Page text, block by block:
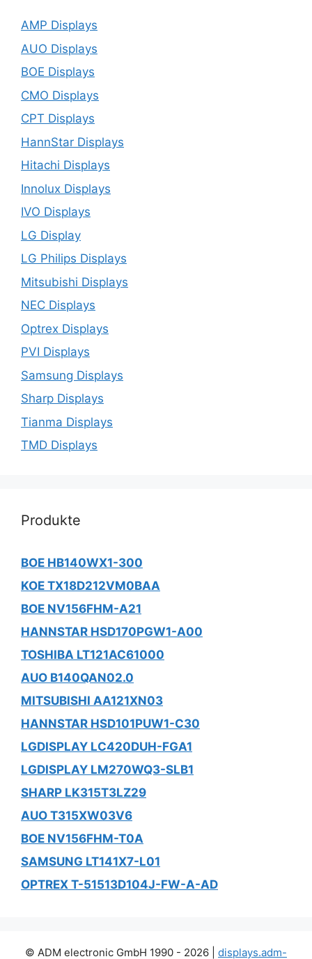
AMP Displays
AUO Displays
BOE Displays
CMO Displays
CPT Displays
HannStar Displays
Hitachi Displays
Innolux Displays
IVO Displays
LG Display
LG Philips Displays
Mitsubishi Displays
NEC Displays
Optrex Displays
PVI Displays
Samsung Displays
Sharp Displays
Tianma Displays
TMD Displays
Produkte
BOE HB140WX1-300
KOE TX18D212VM0BAA
BOE NV156FHM-A21
HANNSTAR HSD170PGW1-A00
TOSHIBA LT121AC61000
AUO B140QAN02.0
MITSUBISHI AA121XN03
HANNSTAR HSD101PUW1-C30
LGDISPLAY LC420DUH-FGA1
LGDISPLAY LM270WQ3-SLB1
SHARP LK315T3LZ29
AUO T315XW03V6
BOE NV156FHM-T0A
SAMSUNG LT141X7-L01
OPTREX T-51513D104J-FW-A-AD
© ADM electronic GmbH 1990 - 2026 | displays.adm-